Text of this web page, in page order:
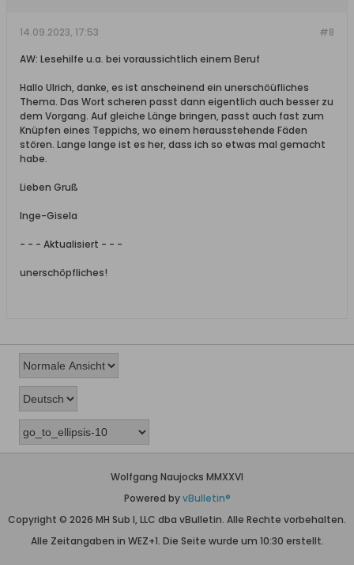
#8
14.09.2023, 17:53
AW: Lesehilfe u.a. bei voraussichtlich einem Beruf
Hallo Ulrich, danke, es ist anscheinend ein unerschöüfliches
Thema. Das Wort scheren passt dann eigentlich auch besser zu
dem Vorgang. Auf gleiche Länge bringen, passt auch fast zum
Knüpfen eines Teppichs, wo einem herausstehende Fäden
stören. Lange lange ist es her, dass ich so etwas mal gemacht
habe.
Lieben Gruß
Inge-Gisela
- - - Aktualisiert - - -
unerschöpfliches!
Wolfgang Naujocks MMXXVI
Powered byvBulletin®
Copyright © 2026 MH Sub I, LLC dba vBulletin. Alle Rechte vorbehalten.
Alle Zeitangaben in WEZ+1. Die Seite wurde um 10:30 erstellt.